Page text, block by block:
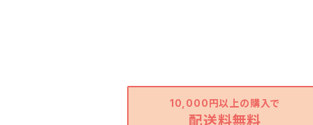
10,000円以上の購入で
配送料無料